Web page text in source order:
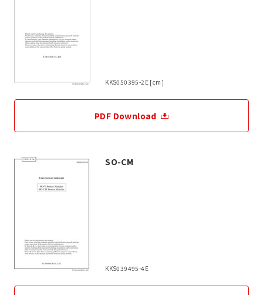
KKS050395-2E [cm]
PDF Download
SO-CM
KKS039495-4E